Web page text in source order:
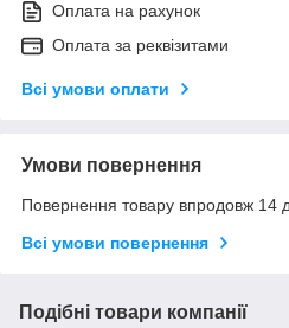
Оплата на рахунок
Оплата за реквізитами
Всі умови оплати
Умови повернення
Повернення товару впродовж 14
Всі умови повернення
Подібні товари компанії